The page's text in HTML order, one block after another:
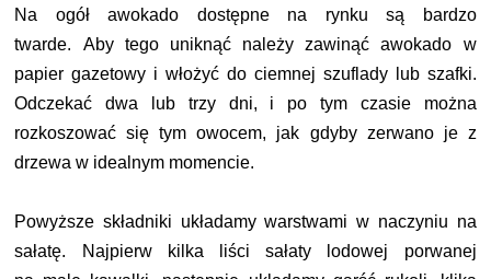
Na ogół awokado dostępne na rynku są bardzo
twarde. Aby tego uniknąć należy zawinąć awokado w
papier gazetowy i włożyć do ciemnej szuflady lub szafki.
Odczekać dwa lub trzy dni, i po tym czasie można
rozkoszować się tym owocem, jak gdyby zerwano je z
drzewa w idealnym momencie.
Powyższe składniki układamy warstwami w naczyniu na
sałatę. Najpierw kilka liści sałaty lodowej porwanej